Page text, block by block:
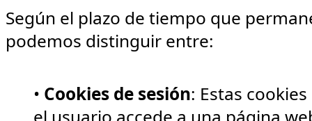
Según el plazo de tiempo que
podemos distinguir entre:
• Cookies de sesión: Estas